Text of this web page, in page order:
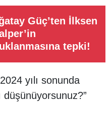
Güç’ten İlksen
tepki!
yılı sonunda
düşünüyorsunuz?”